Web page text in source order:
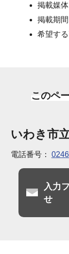
掲載媒体
掲載期間
希望す
このペ
いわき市
電話番号：
入力
せ